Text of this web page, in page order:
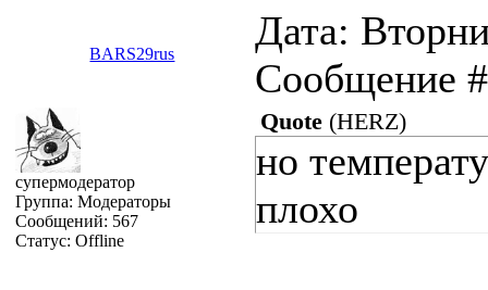
BARS29rus
Дата:
Сообщение
супермодератор
Группа: Модераторы
Сообщений: 567
Статус: Offline
Quote(HERZ)
но
плохо